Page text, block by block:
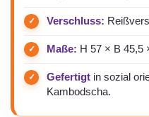
Verschluss:
Maße: H 57 × B 45,5
Gefertigt in sozial
Kambodscha.